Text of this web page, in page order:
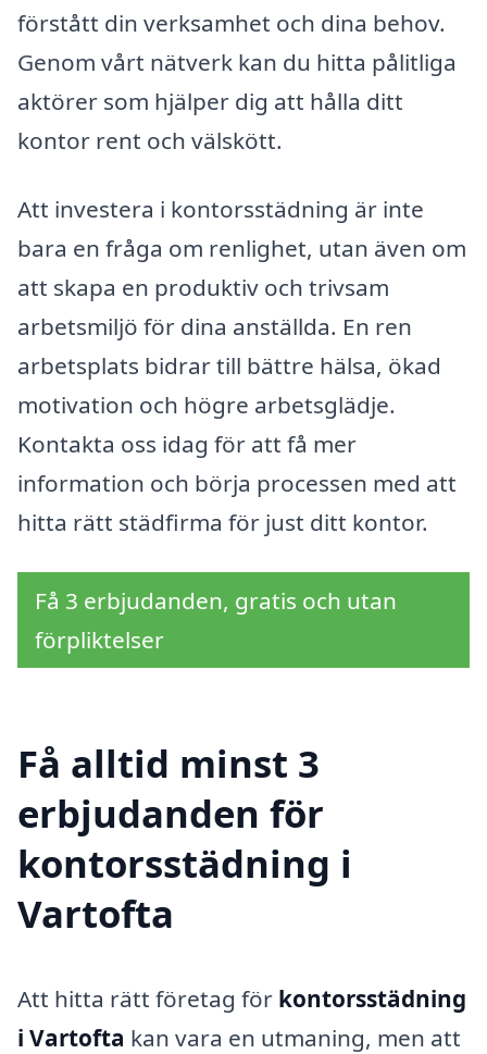
förstått din verksamhet och dina behov.
Genom vårt nätverk kan du hitta pålitliga
aktörer som hjälper dig att hålla ditt
kontor rent och välskött.
Att investera i kontorsstädning är inte
bara en fråga om renlighet, utan även om
att skapa en produktiv och trivsam
arbetsmiljö för dina anställda. En ren
arbetsplats bidrar till bättre hälsa, ökad
motivation och högre arbetsglädje.
Kontakta oss idag för att få mer
information och börja processen med att
hitta rätt städfirma för just ditt kontor.
Få 3 erbjudanden, gratis och utan
förpliktelser
Få alltid minst 3
erbjudanden för
kontorsstädning i
Vartofta
Att hitta rätt företag för kontorsstädning
i Vartofta kan vara en utmaning, men att